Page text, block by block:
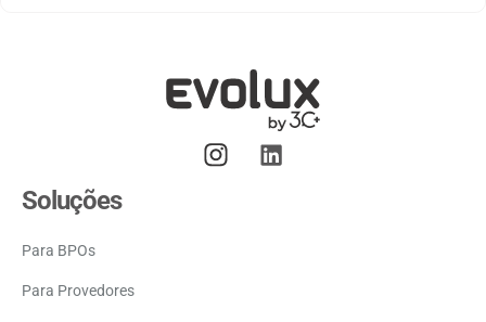
Soluções
Para BPOs
Para Provedores